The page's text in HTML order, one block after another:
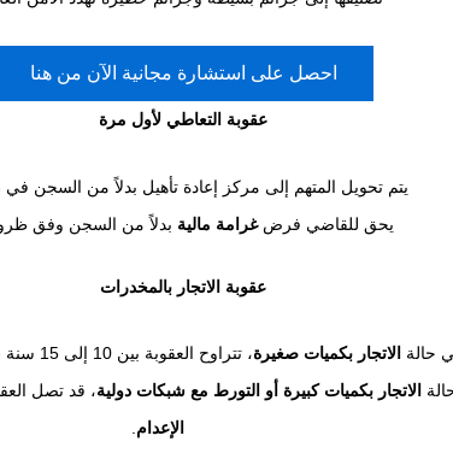
احصل على استشارة مجانية الآن من هنا
عقوبة التعاطي لأول مرة
يتم تحويل المتهم إلى مركز إعادة تأهيل بدلاً من السجن في
يحق للقاضي فرضغرامة مالية بدلاً من السجن وفق
عقوبة الاتجار بالمخدرات
حالة الاتجار بكميات صغيرة، تتراوح العقوبة بين 10 إلى 15 سنة سجنًا مع غرامة مالية.
الاتجار بكميات كبيرة أو التورط مع شبكات دولية، قد تصل
الإعدام.